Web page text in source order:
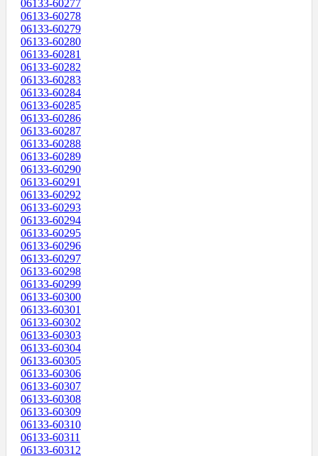
06133-60277
06133-60278
06133-60279
06133-60280
06133-60281
06133-60282
06133-60283
06133-60284
06133-60285
06133-60286
06133-60287
06133-60288
06133-60289
06133-60290
06133-60291
06133-60292
06133-60293
06133-60294
06133-60295
06133-60296
06133-60297
06133-60298
06133-60299
06133-60300
06133-60301
06133-60302
06133-60303
06133-60304
06133-60305
06133-60306
06133-60307
06133-60308
06133-60309
06133-60310
06133-60311
06133-60312